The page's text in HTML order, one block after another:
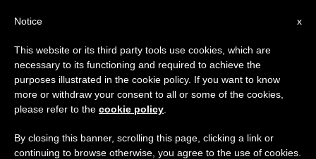
ETIQUETA
Posts Tagged ‘padre
Ricardo Cortez’
×
Aviso importante
Del 27 de julio al 7 de agosto haremos la pausa
anual, aprovechando que en el periodo de verano
se generan menos informaciones y también el
x
Notice
This website or its third party tools use cookies, which are
necessary to its functioning and required to achieve the
purposes illustrated in the cookie policy. If you want to know
more or withdraw your consent to all or some of the cookies,
please refer to the cookie policy
By closing this banner, scrolling this page, clicking a link or
continuing to browse otherwise, you agree to the use of cookies.